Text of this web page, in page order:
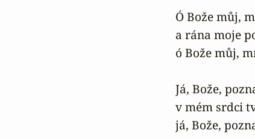
Ó Bože můj,
a rána moje
ó Bože můj,
Já, Bože,
v mém srdci
já, Bože,